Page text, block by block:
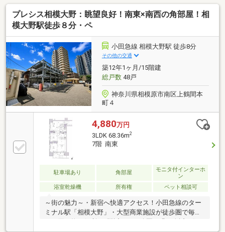
す。お家探しを始めてみようと思われたらまずは、お
気軽に東宝ハウス町田に相談してみませんか？何も決
まっていなくて大丈夫！まずはお客様の夢をお聞かせ
ように、スタッフ一同【夢に人に住まいに本気で
す！】お客様のお問合せをお待ちしております☆
プレシス相模大野：眺望良好！南東×南西の角部屋！相
模大野駅徒歩８分・ペ
小田急線 相模大野駅 徒歩8分
その他の交通
築12年1ヶ月/15階建
総戸数48戸
神奈川県相模原市南区上鶴間本
町４
4,880万円
3LDK 68.36m2
7階 南東
駐車場あり 角部屋
モニタ付インターホ
ン
浴室乾燥機
所有権 ペット相談可
～街の魅力～・新宿へ快適アクセス！小田急線のター
ミナル駅「相模大野」・大型商業施設が徒歩圏で毎日
のお買い物も便利♪・駅近ながら公園や緑も身近な住